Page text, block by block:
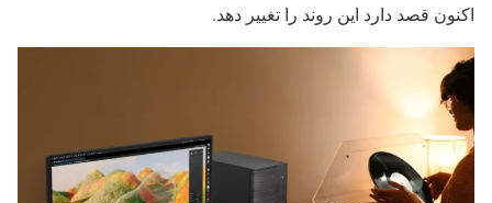
اکنون قصد دارد این روند را تغییر دهد.